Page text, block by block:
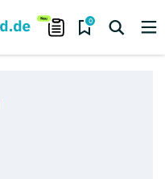
0